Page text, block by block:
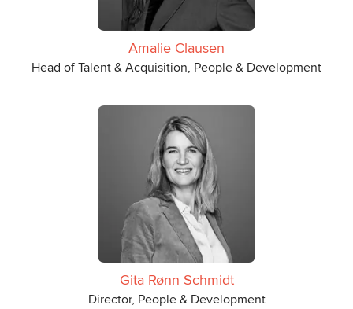
Amalie Clausen
Head of Talent & Acquisition, People & Development
Gita Rønn Schmidt
Director, People & Development